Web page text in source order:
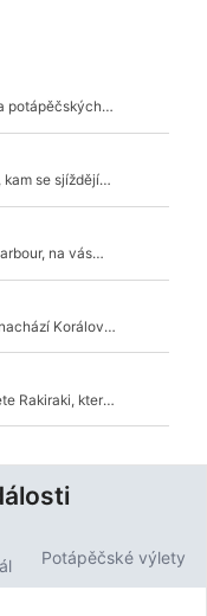
potápěčských
kam se sjíždějí
na vás
Korálové
Rakiraki, který
Potápěčské výlety